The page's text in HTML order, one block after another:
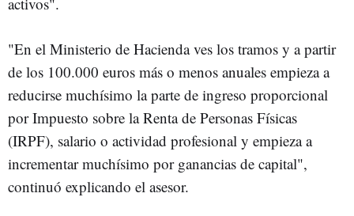
"En el Ministerio de Hacienda ves los tramos y a partir
de los 100.000 euros más o menos anuales empieza a
reducirse muchísimo la parte de ingreso proporcional
por Impuesto sobre la Renta de Personas Físicas
(IRPF), salario o actividad profesional y empieza a
incrementar muchísimo por ganancias de capital",
continuó explicando el asesor.